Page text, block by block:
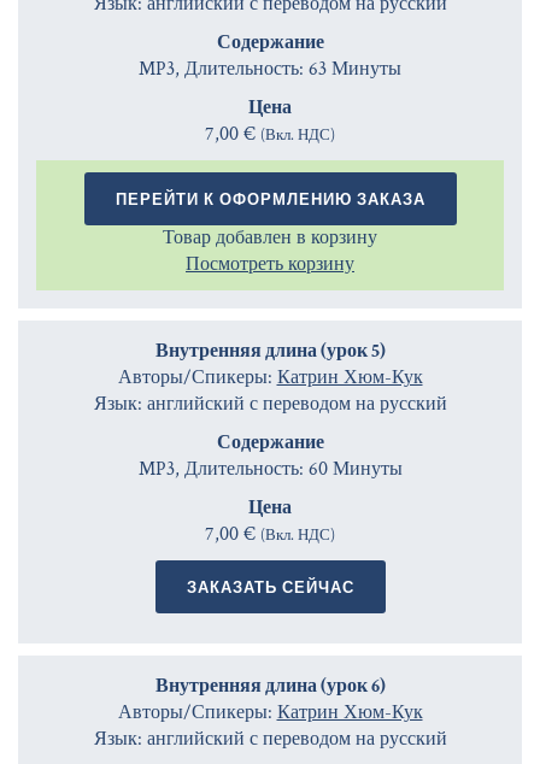
Содержание
MP3, Длительность: 63 Минуты
Цена
7,00 € (Вкл. НДС)
ПЕРЕЙТИ К ОФОРМЛЕНИЮ ЗАКАЗА
Товар добавлен в корзину
Посмотреть корзину
Внутренняя длина (урок 5)
Авторы/Спикеры: Катрин Хюм-Кук
Язык: английский с переводом на русский
Содержание
MP3, Длительность: 60 Минуты
Цена
7,00 € (Вкл. НДС)
ЗАКАЗАТЬ СЕЙЧАС
Внутренняя длина (урок 6)
Авторы/Спикеры: Катрин Хюм-Кук
Язык: английский с переводом на русский